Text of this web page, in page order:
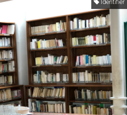
Identifier